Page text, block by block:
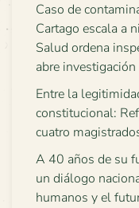
Caso de
Cartago escala a
Salud ordena
abre investigación
Entre la
constitucional:
cuatro
A 40 años de su
un diálogo
humanos y el